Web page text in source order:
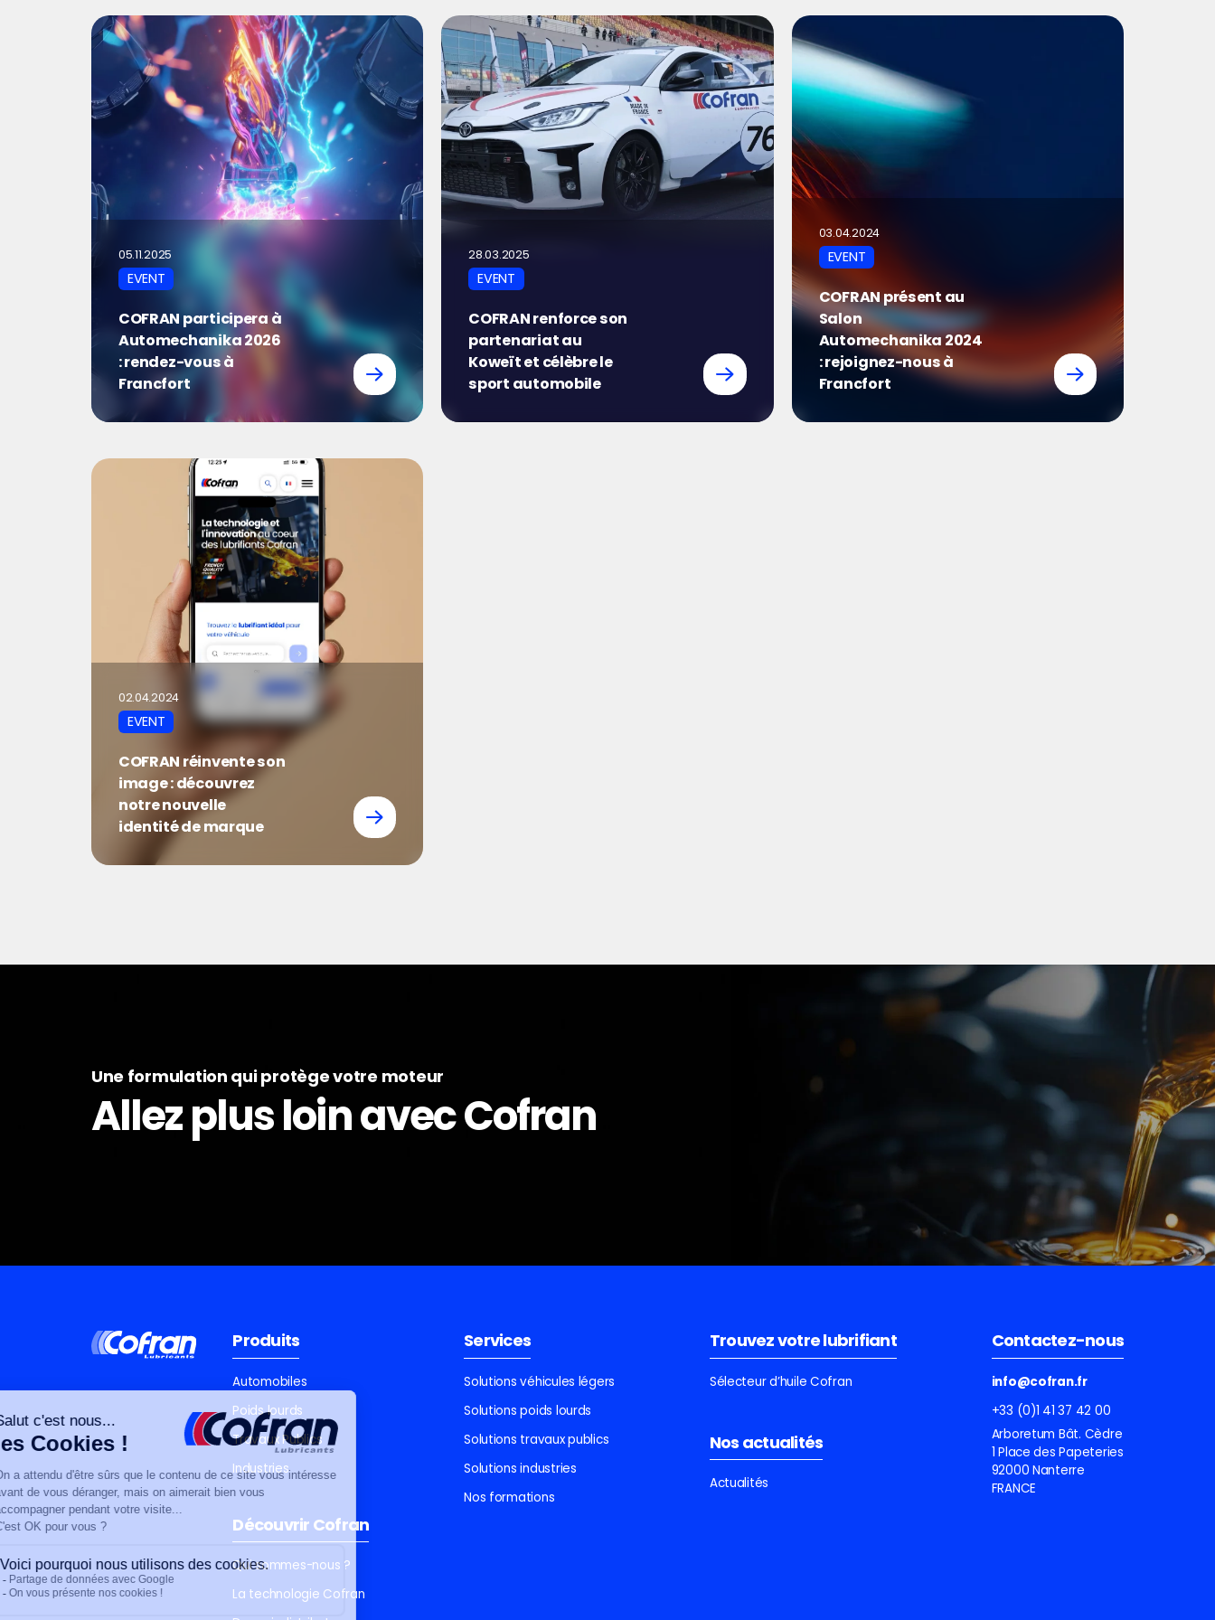
05.11.2025
EVENT
COFRAN participera à
Automechanika 2026
: rendez-vous à
Francfort
28.03.2025
EVENT
COFRAN renforce son
partenariat au
Koweït et célèbre le
sport automobile
03.04.2024
EVENT
COFRAN présent au
Salon
Automechanika 2024
: rejoignez-nous à
Francfort
02.04.2024
EVENT
COFRAN réinvente son
image : découvrez
notre nouvelle
identité de marque
Une formulation qui protège votre moteur
Allez plus loin avec Cofran
Produits
Automobiles
Poids lourds
Travaux Publics
Industries
Découvrir Cofran
Qui sommes-nous ?
La technologie Cofran
Services
Solutions véhicules légers
Solutions poids lourds
Solutions travaux publics
Solutions industries
Nos formations
Trouvez votre lubrifiant
Sélecteur d’huile Cofran
Nos actualités
Actualités
Contactez-nous
info@cofran.fr
+33 (0)1 41 37 42 00
Arboretum Bât. Cèdre
1 Place des Papeteries
92000 Nanterre
FRANCE